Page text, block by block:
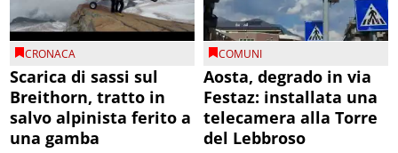
CRONACA
Scarica di sassi sul
Breithorn, tratto in
salvo alpinista ferito a
una gamba
COMUNI
Aosta, degrado in via
Festaz: installata una
telecamera alla Torre
del Lebbroso